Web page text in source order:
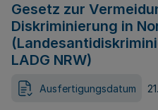
Gesetz zur
Diskriminierung in
LADG NRW)
Ausfertigungsdatum